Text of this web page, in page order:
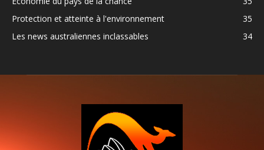
Protection et atteinte à l'environnement
35
Les news australiennes inclassables
34